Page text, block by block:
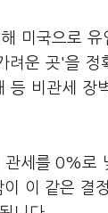
미국으로
려운 곳'을 정
등 비관세 장
관세를 0%로
이 같은 결